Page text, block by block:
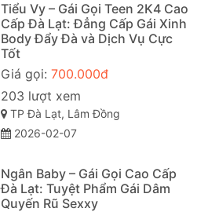
Tiểu Vy – Gái Gọi Teen 2K4 Cao
Cấp Đà Lạt: Đẳng Cấp Gái Xinh
Body Đẩy Đà và Dịch Vụ Cực
Tốt
Giá gọi: 700.000đ
203 lượt xem
TP Đà Lạt, Lâm Đồng
2026-02-07
Ngân Baby – Gái Gọi Cao Cấp
Đà Lạt: Tuyệt Phẩm Gái Dâm
Quyến Rũ Sexxy